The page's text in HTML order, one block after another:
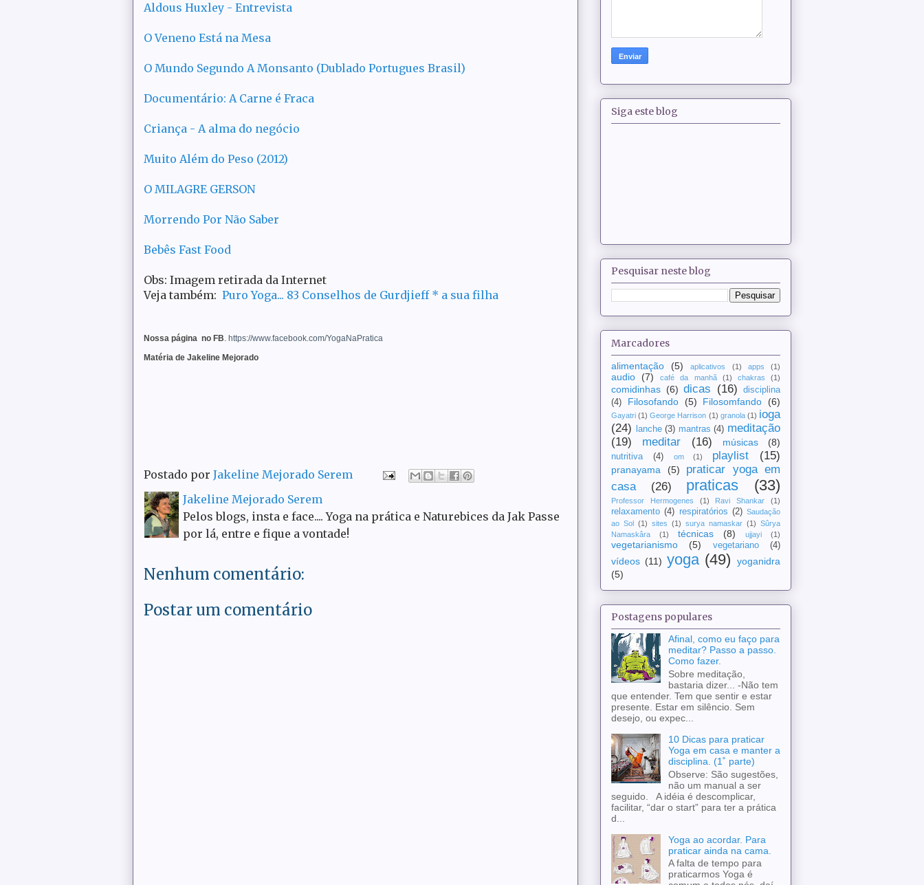
Aldous Huxley - Entrevista
O Veneno Está na Mesa
O Mundo Segundo A Monsanto (Dublado Portugues Brasil)
Documentário: A Carne é Fraca
Criança - A alma do negócio
Muito Além do Peso (2012)
O MILAGRE GERSON
Morrendo Por Não Saber
Bebês Fast Food
Obs: Imagem retirada da Internet
Veja também: Puro Yoga... 83 Conselhos de Gurdjieff * a sua filha
Nossa página no FB. https://www.facebook.com/YogaNaPratica
Matéria de Jakeline Mejorado
Postado por Jakeline Mejorado Serem
Jakeline Mejorado Serem
Pelos blogs, insta e face.... Yoga na prática e Naturebices da Jak Passe
por lá, entre e fique a vontade!
Nenhum comentário:
Postar um comentário
Siga este blog
Pesquisar neste blog
Marcadores
alimentação (5) aplicativos (1) apps (1)
audio (7) café da manhã (1) chakras (1)
comidinhas (6) dicas (16)
disciplina
(4)
Filosofando (5) Filosomfando (6)
Gayatri (1) George Harrison (1) granola (1) ioga
(24)
lanche (3) mantras (4) meditação
(19)
meditar (16) músicas (8)
nutritiva (4) om (1) playlist (15)
pranayama (5)
praticar yoga em
casa
(26) praticas (33)
Professor Hermogenes (1) Ravi Shankar (1)
relaxamento (4) respiratórios (2) Saudação
ao Sol (1) sites (1) surya namaskar (1) Sûrya
Namaskâra
(1) técnicas (8) ujjayi (1)
vegetarianismo (5) vegetariano (4)
vídeos (11) yoga (49)
yoganidra
(5)
Postagens populares
Afinal, como eu faço para
meditar? Passo a passo.
Como fazer.
Sobre meditação,
bastaria dizer... -Não tem
que entender. Tem que sentir e estar
presente. Estar em silêncio. Sem
desejo, ou expec...
10 Dicas para praticar
Yoga em casa e manter a
disciplina. (1˚ parte)
Observe: São sugestões,
não um manual a ser
seguido. A idéia é descomplicar,
facilitar, “dar o start” para ter a prática
d...
Yoga ao acordar. Para
praticar ainda na cama.
A falta de tempo para
praticarmos Yoga é